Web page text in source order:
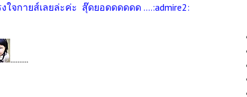
ใจกายส์เลยล่ะค่ะ สุ๊ดยอดดดดดด ....:admire2:
..........